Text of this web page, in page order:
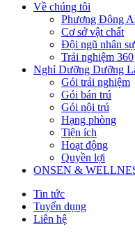
Về chúng tôi
Phương Đông
Cơ sở vật chất
Đội ngũ nhân sự
Trải nghiệm 360
Nghỉ Dưỡng Dưỡng
Gói trải nghiệm
Gói bán trú
Gói nội trú
Hạng phòng
Tiện ích
Hoạt động
Quyền lợi
ONSEN &
Tin tức
Tuyển dụng
Liên hệ